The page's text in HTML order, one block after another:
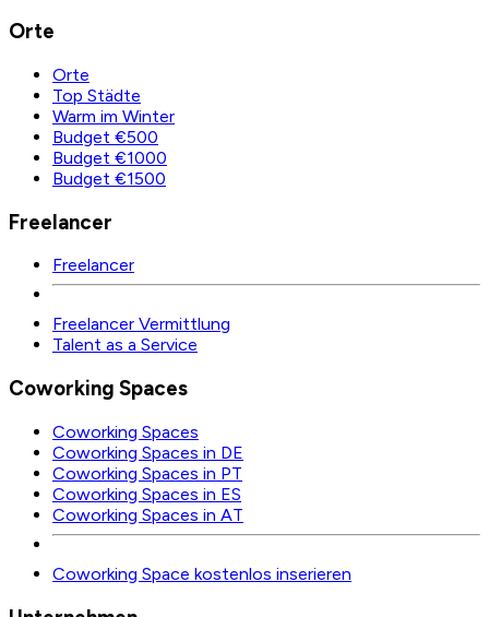
Orte
Orte
Top Städte
Warm im Winter
Budget €500
Budget €1000
Budget €1500
Freelancer
Freelancer
Freelancer Vermittlung
Talent as a Service
Coworking Spaces
Coworking Spaces
Coworking Spaces in DE
Coworking Spaces in PT
Coworking Spaces in ES
Coworking Spaces in AT
Coworking Space kostenlos inserieren